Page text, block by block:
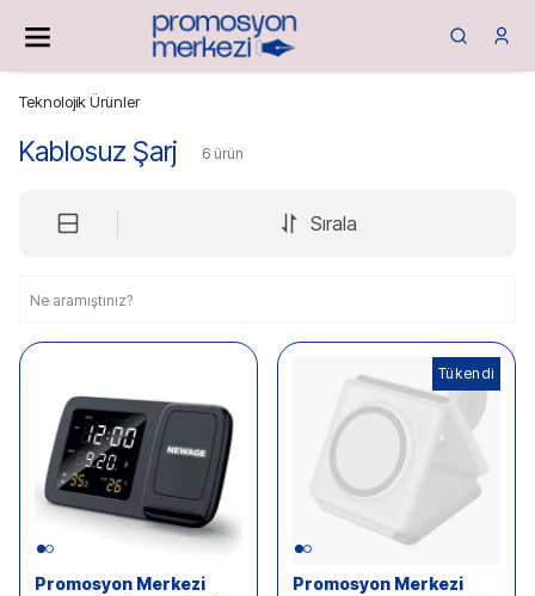
Teknolojik Ürünler
Kablosuz Şarj 6 ürün
Sırala
Promosyon Merkezi
Tükendi
Promosyon Merkezi